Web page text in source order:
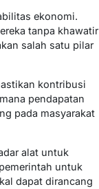
ekonomi.
tanpa khawatir
salah satu pilar
kontribusi
pendapatan
pada masyarakat
alat untuk
untuk
dapat dirancang